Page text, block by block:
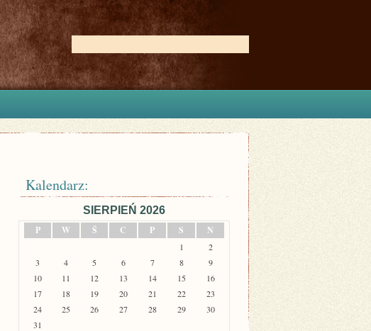
Kalendarz:
SIERPIEŃ 2026
P
W Ś C P S N
1
2
3
4 5 6 7 8
9
10
11 12 13 14 15
16
17
18 19 20 21 22
23
24
25 26 27 28 29
30
31